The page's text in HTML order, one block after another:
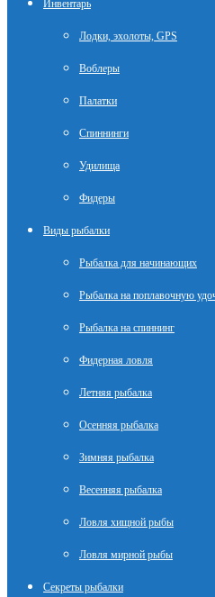
Инвентарь
Лодки, эхолоты, GPS
Воблеры
Палатки
Спиннинги
Удилища
Фидеры
Виды рыбалки
Рыбалка для начинающих
Рыбалка на поплавочную
Рыбалка на спиннинг
Фидерная ловля
Летняя рыбалка
Осенняя рыбалка
Зимняя рыбалка
Весенняя рыбалка
Ловля хищной рыбы
Ловля мирной рыбы
Секреты рыбалки